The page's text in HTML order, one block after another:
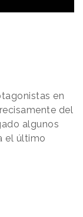
en
del
algunos
el último